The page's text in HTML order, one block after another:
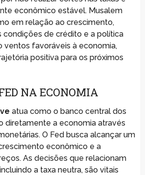
econômico estável. Musalem
em relação ao crescimento,
condições de crédito e a política
ventos favoráveis à economia,
positiva para os próximos
NA ECONOMIA
atua como o banco central dos
diretamente a economia através
O Fed busca alcançar um
econômico e a
As decisões que relacionam
a taxa neutra, são vitais